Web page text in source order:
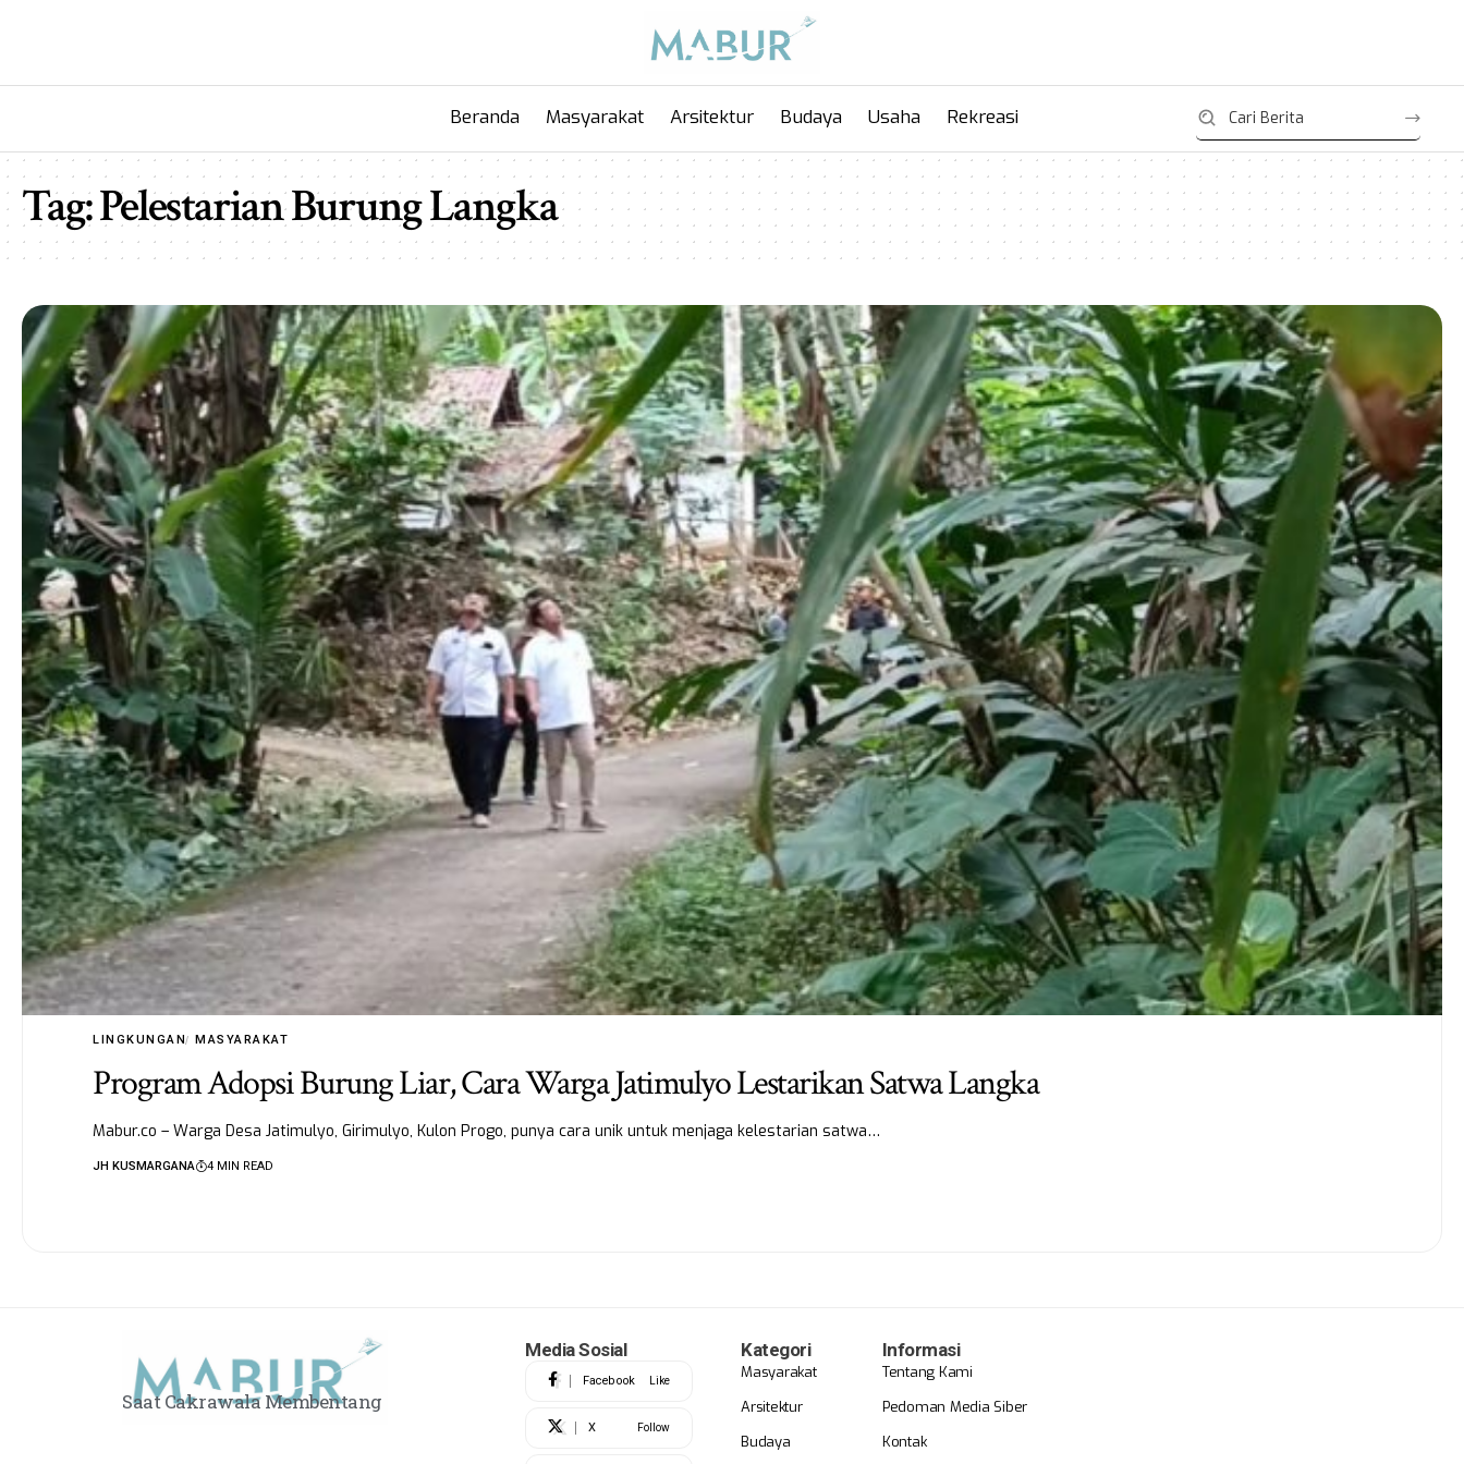
Beranda Masyarakat Arsitektur Budaya Usaha Rekreasi
Tag:Pelestarian Burung Langka
LINGKUNGAN MASYARAKAT
Program Adopsi Burung Liar, Cara Warga Jatimulyo Lestarikan Satwa Langka
Mabur.co – Warga Desa Jatimulyo, Girimulyo, Kulon Progo, punya cara unik untuk menjaga kelestarian satwa…
JH KUSMARGANA 4 MIN READ
Saat Cakrawala Membentang
Media Sosial
Facebook Like
X Follow
Kategori
Masyarakat
Arsitektur
Budaya
Informasi
Tentang Kami
Pedoman Media Siber
Kontak